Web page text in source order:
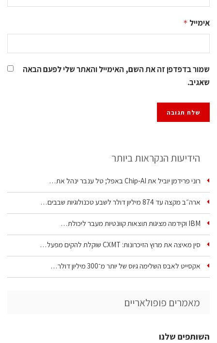
אימייל *
שמור בדפדפן זה את השם, האימייל והאתר שלי לפעם הבאה
שאגיב.
הידיעות הנקראות ביותר
רוני פרידמן יוביל את Chip‑AI באפל; טל ענבר ינהל את…
ארה״ב מקצה עד 874 מיליון דולר לשבע טכנולוגיות שבבים…
IBM וקידמה מציגות תוצאות קוונטיות מעבר ליכולת…
סין מאיצה את מרוץ הזיכרונות: CXMT שוקלת להקים מפעל…
אקסייט לאבס השלימה גיוס של יותר מ־300 מיליון דולר…
מאמרים פופולאריים
השותפים שלנו